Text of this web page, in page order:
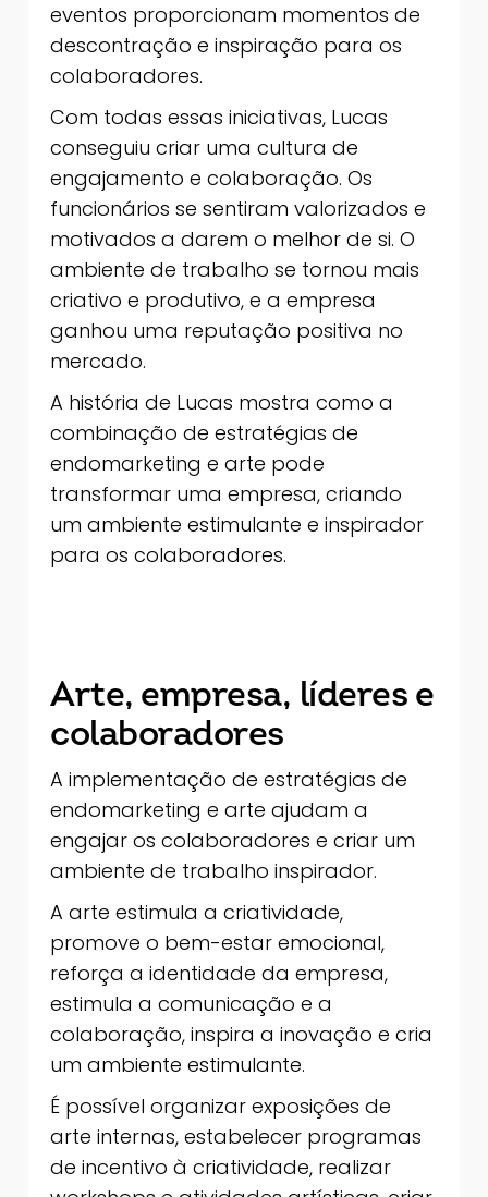
eventos proporcionam momentos de
descontração e inspiração para os
colaboradores.
Com todas essas iniciativas, Lucas
conseguiu criar uma cultura de
engajamento e colaboração. Os
funcionários se sentiram valorizados e
motivados a darem o melhor de si. O
ambiente de trabalho se tornou mais
criativo e produtivo, e a empresa
ganhou uma reputação positiva no
mercado.
A história de Lucas mostra como a
combinação de estratégias de
endomarketing e arte pode
transformar uma empresa, criando
um ambiente estimulante e inspirador
para os colaboradores.
Arte, empresa, líderes e
colaboradores
A implementação de estratégias de
endomarketing e arte ajudam a
engajar os colaboradores e criar um
ambiente de trabalho inspirador.
A arte estimula a criatividade,
promove o bem-estar emocional,
reforça a identidade da empresa,
estimula a comunicação e a
colaboração, inspira a inovação e cria
um ambiente estimulante.
É possível organizar exposições de
arte internas, estabelecer programas
de incentivo à criatividade, realizar